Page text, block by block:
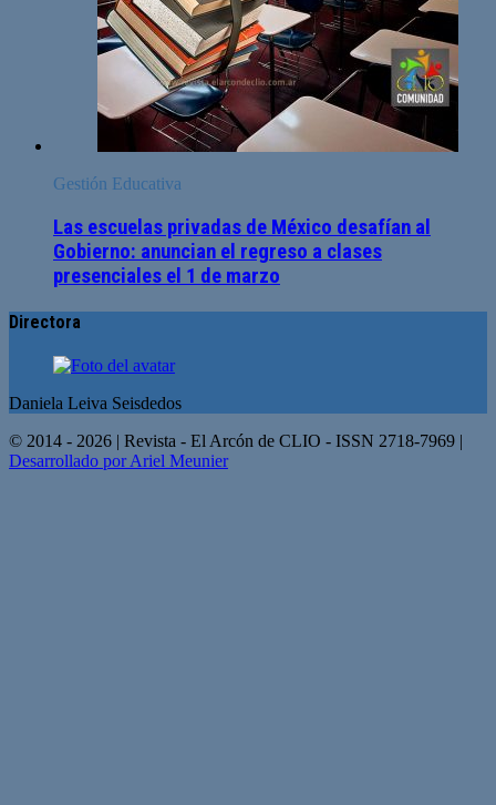
Gestión Educativa
Las escuelas privadas de México desafían al
Gobierno: anuncian el regreso a clases
presenciales el 1 de marzo
Directora
Daniela Leiva Seisdedos
© 2014 - 2026 | Revista - El Arcón de CLIO - ISSN 2718-7969 |
Desarrollado por Ariel Meunier